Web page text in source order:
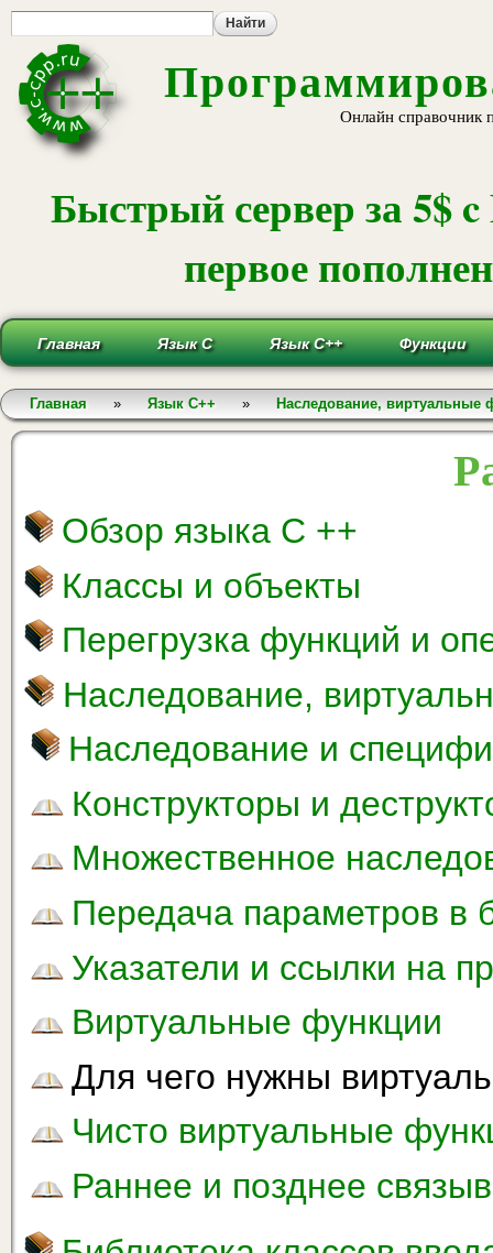
Онлайн справочник
Быстрый сервер за 5$
первое
Главная Язык С Язык С++ Функции
Вы здесь
Главная » Язык С++ » Наследование,
Обзор языка С ++
Классы и объекты
Перегрузка функций и
Наследование,
Наследование и
Конструкторы и
Множественное
Передача параметров в
Указатели и ссылки на
Виртуальные функции
Для чего нужны
Чисто виртуальные
Раннее и позднее